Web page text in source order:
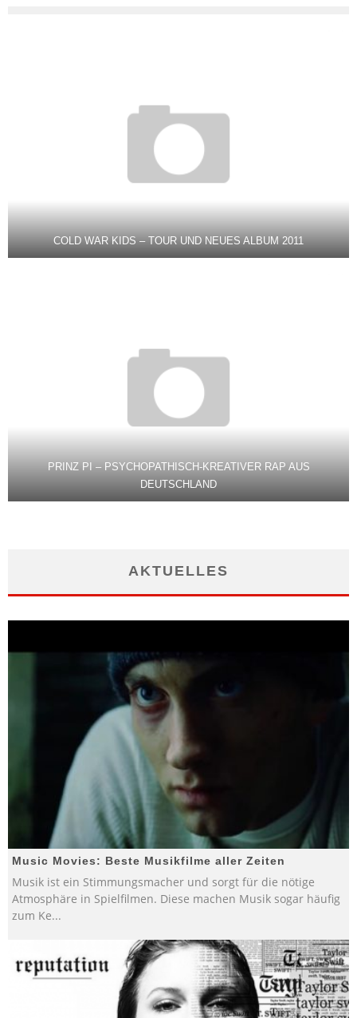
COLD WAR KIDS – TOUR UND NEUES ALBUM 2011
PRINZ PI – PSYCHOPATHISCH-KREATIVER RAP AUS
DEUTSCHLAND
AKTUELLES
Music Movies: Beste Musikfilme aller Zeiten
Musik ist ein Stimmungsmacher und sorgt für die nötige
Atmosphäre in Spielfilmen. Diese machen Musik sogar häufig
zum Ke...